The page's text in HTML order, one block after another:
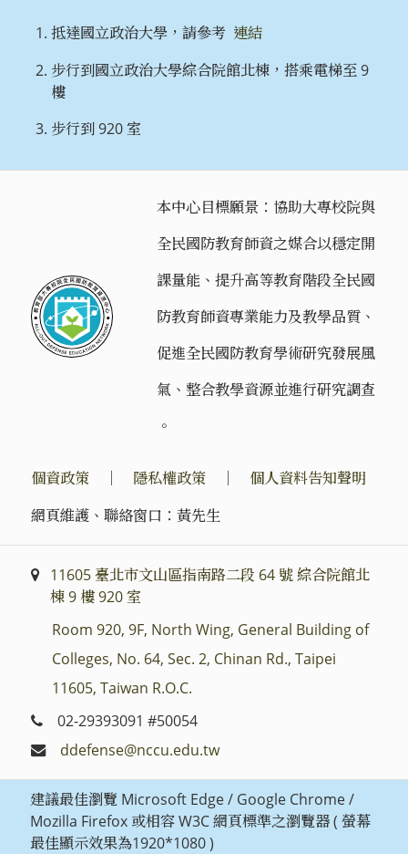
抵達國立政治大學，請參考 連結
步行到國立政治大學綜合院館北棟，搭乘電梯至 9
樓
步行到 920 室
本中心目標願景：協助大專校院與
全民國防教育師資之媒合以穩定開
課量能、提升高等教育階段全民國
防教育師資專業能力及教學品質、
促進全民國防教育學術研究發展風
氣、整合教學資源並進行研究調查
。
個資政策 隱私權政策
個人資料告知聲明
網頁維護、聯絡窗口：黃先生
11605 臺北市文山區指南路二段 64 號 綜合院館北
棟 9 樓 920 室
Room 920, 9F, North Wing, General Building of
Colleges, No. 64, Sec. 2, Chinan Rd., Taipei
11605, Taiwan R.O.C.
02-29393091 #50054
ddefense@nccu.edu.tw
建議最佳瀏覽 Microsoft Edge / Google Chrome /
Mozilla Firefox 或相容 W3C 網頁標準之瀏覽器 ( 螢幕
最佳顯示效果為1920*1080 )